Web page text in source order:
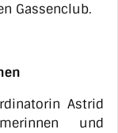
Gassenclub.
Astrid
und